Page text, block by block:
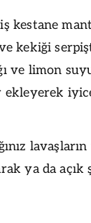
kestane
kekiği
ve limon
ya da açık